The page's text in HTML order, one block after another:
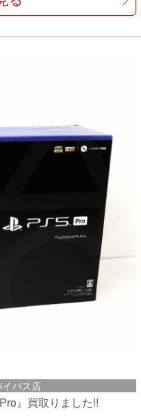
パス店
』買取りました!!